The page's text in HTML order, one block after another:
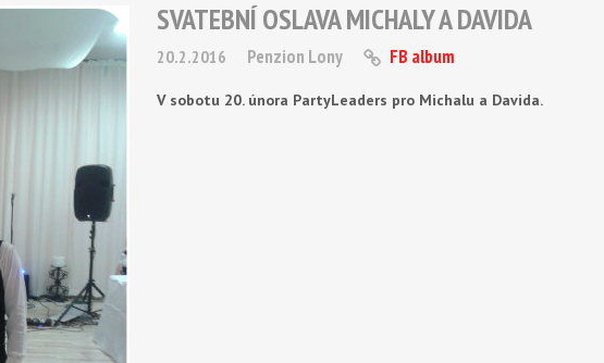
SVATEBNÍ OSLAVA MICHALY A DAVIDA
20.2.2016 Penzion Lony FB album
V sobotu 20. února PartyLeaders pro Michalu a Davida.